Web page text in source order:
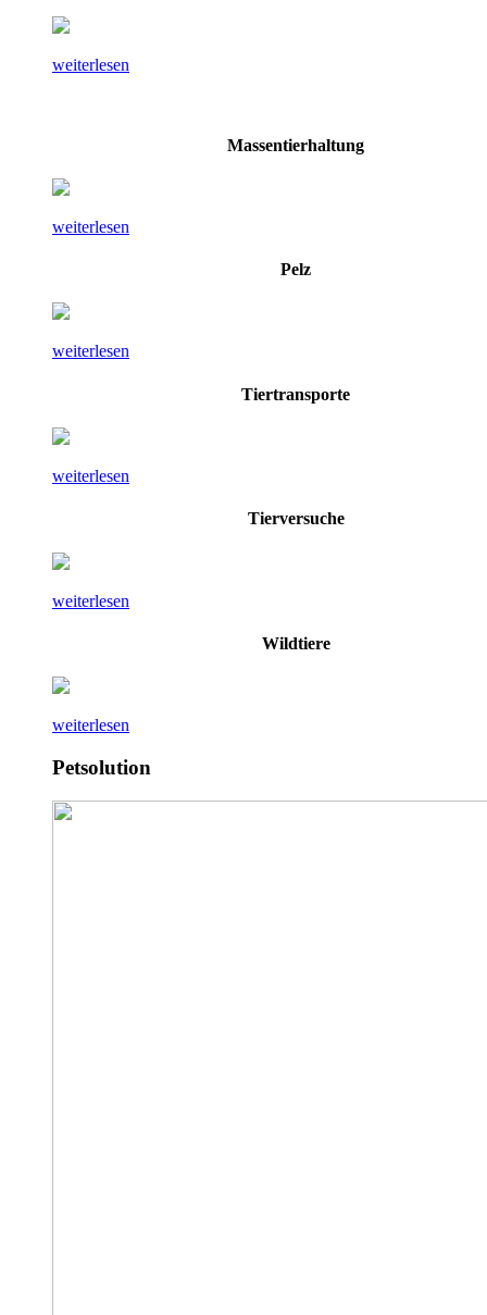
weiterlesen
Massentierhaltung
weiterlesen
Pelz
weiterlesen
Tiertransporte
weiterlesen
Tierversuche
weiterlesen
Wildtiere
weiterlesen
Petsolution